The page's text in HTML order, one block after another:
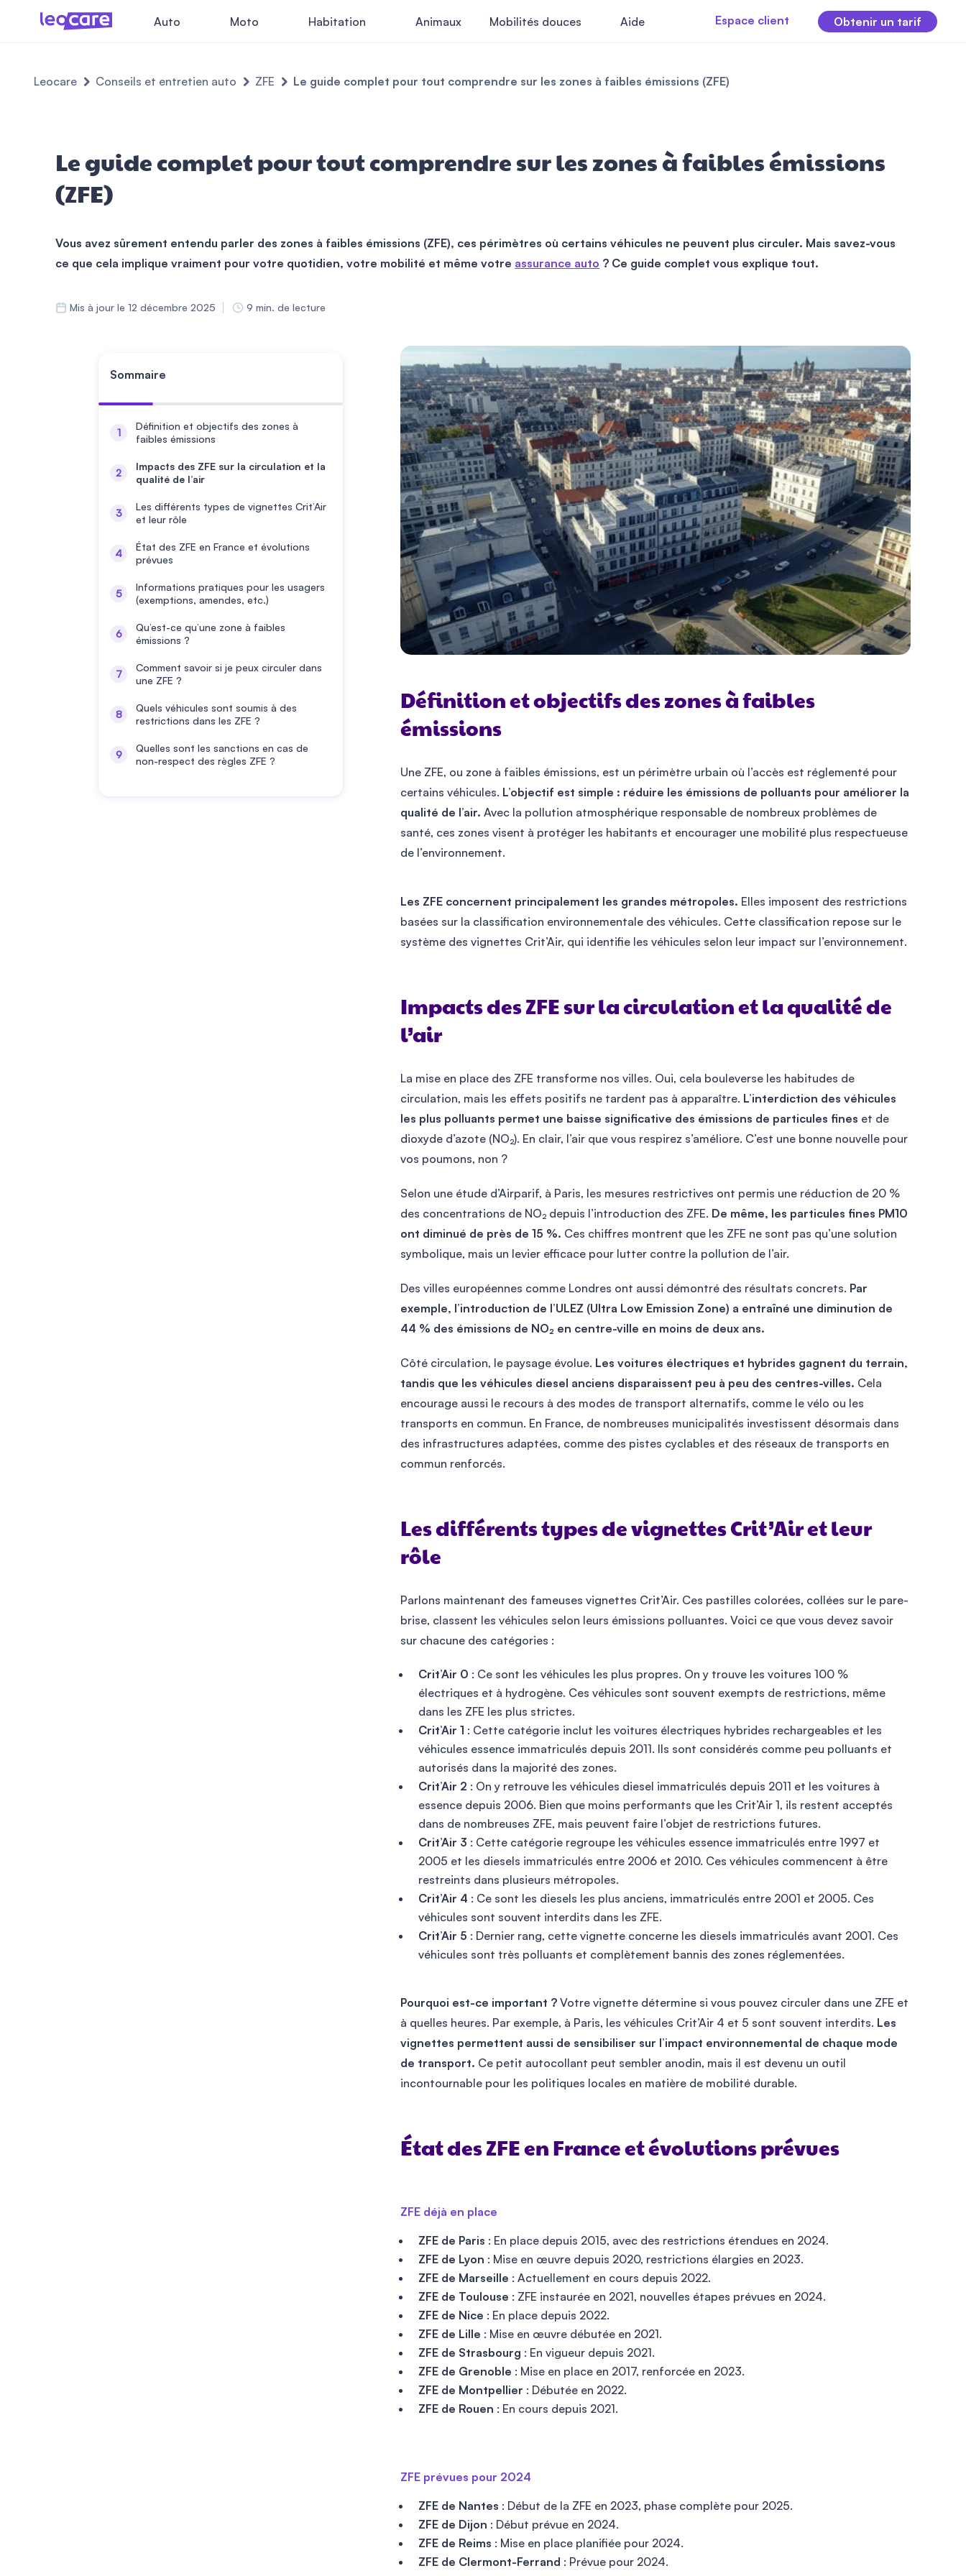
Auto Moto Habitation Animaux Mobilités douces Aide Espace client Obtenir un tarif
Leocare Conseils et entretien auto ZFE Le guide complet pour tout comprendre sur les zones à faibles émissions (ZFE)
Le guide complet pour tout comprendre sur les zones à faibles émissions
(ZFE)
Vous avez sûrement entendu parler des zones à faibles émissions (ZFE), ces périmètres où certains véhicules ne peuvent plus circuler. Mais savez-vous
ce que cela implique vraiment pour votre quotidien, votre mobilité et même votre assurance auto ? Ce guide complet vous explique tout.
Mis à jour le 12 décembre 2025 9 min. de lecture
Sommaire
Définition et objectifs des zones à
faibles émissions
Impacts des ZFE sur la circulation et la
qualité de l’air
Les différents types de vignettes Crit’Air
et leur rôle
État des ZFE en France et évolutions
prévues
Informations pratiques pour les usagers
(exemptions, amendes, etc.)
Qu’est-ce qu’une zone à faibles
émissions ?
Comment savoir si je peux circuler dans
une ZFE ?
Quels véhicules sont soumis à des
restrictions dans les ZFE ?
Quelles sont les sanctions en cas de
non-respect des règles ZFE ?
Définition et objectifs des zones à faibles
émissions
Une ZFE, ou zone à faibles émissions, est un périmètre urbain où l’accès est réglementé pour
certains véhicules. L’objectif est simple : réduire les émissions de polluants pour améliorer la
qualité de l’air. Avec la pollution atmosphérique responsable de nombreux problèmes de
santé, ces zones visent à protéger les habitants et encourager une mobilité plus respectueuse
de l’environnement.
Les ZFE concernent principalement les grandes métropoles. Elles imposent des restrictions
basées sur la classification environnementale des véhicules. Cette classification repose sur le
système des vignettes Crit’Air, qui identifie les véhicules selon leur impact sur l’environnement.
Impacts des ZFE sur la circulation et la qualité de
l’air
La mise en place des ZFE transforme nos villes. Oui, cela bouleverse les habitudes de
circulation, mais les effets positifs ne tardent pas à apparaître. L’interdiction des véhicules
les plus polluants permet une baisse significative des émissions de particules fines et de
dioxyde d’azote (NO₂). En clair, l’air que vous respirez s’améliore. C’est une bonne nouvelle pour
vos poumons, non ?
Selon une étude d’Airparif, à Paris, les mesures restrictives ont permis une réduction de 20 %
des concentrations de NO₂ depuis l’introduction des ZFE. De même, les particules fines PM10
ont diminué de près de 15 %. Ces chiffres montrent que les ZFE ne sont pas qu’une solution
symbolique, mais un levier efficace pour lutter contre la pollution de l’air.
Des villes européennes comme Londres ont aussi démontré des résultats concrets. Par
exemple, l’introduction de l’ULEZ (Ultra Low Emission Zone) a entraîné une diminution de
44 % des émissions de NO₂ en centre-ville en moins de deux ans.
Côté circulation, le paysage évolue. Les voitures électriques et hybrides gagnent du terrain,
tandis que les véhicules diesel anciens disparaissent peu à peu des centres-villes. Cela
encourage aussi le recours à des modes de transport alternatifs, comme le vélo ou les
transports en commun. En France, de nombreuses municipalités investissent désormais dans
des infrastructures adaptées, comme des pistes cyclables et des réseaux de transports en
commun renforcés.
Les différents types de vignettes Crit’Air et leur
rôle
Parlons maintenant des fameuses vignettes Crit’Air. Ces pastilles colorées, collées sur le pare-
brise, classent les véhicules selon leurs émissions polluantes. Voici ce que vous devez savoir
sur chacune des catégories :
Crit’Air 0 : Ce sont les véhicules les plus propres. On y trouve les voitures 100 %
électriques et à hydrogène. Ces véhicules sont souvent exempts de restrictions, même
dans les ZFE les plus strictes.
Crit’Air 1 : Cette catégorie inclut les voitures électriques hybrides rechargeables et les
véhicules essence immatriculés depuis 2011. Ils sont considérés comme peu polluants et
autorisés dans la majorité des zones.
Crit’Air 2 : On y retrouve les véhicules diesel immatriculés depuis 2011 et les voitures à
essence depuis 2006. Bien que moins performants que les Crit’Air 1, ils restent acceptés
dans de nombreuses ZFE, mais peuvent faire l’objet de restrictions futures.
Crit’Air 3 : Cette catégorie regroupe les véhicules essence immatriculés entre 1997 et
2005 et les diesels immatriculés entre 2006 et 2010. Ces véhicules commencent à être
restreints dans plusieurs métropoles.
Crit’Air 4 : Ce sont les diesels les plus anciens, immatriculés entre 2001 et 2005. Ces
véhicules sont souvent interdits dans les ZFE.
Crit’Air 5 : Dernier rang, cette vignette concerne les diesels immatriculés avant 2001. Ces
véhicules sont très polluants et complètement bannis des zones réglementées.
Pourquoi est-ce important ? Votre vignette détermine si vous pouvez circuler dans une ZFE et
à quelles heures. Par exemple, à Paris, les véhicules Crit’Air 4 et 5 sont souvent interdits. Les
vignettes permettent aussi de sensibiliser sur l’impact environnemental de chaque mode
de transport. Ce petit autocollant peut sembler anodin, mais il est devenu un outil
incontournable pour les politiques locales en matière de mobilité durable.
État des ZFE en France et évolutions prévues
ZFE déjà en place
ZFE de Paris : En place depuis 2015, avec des restrictions étendues en 2024.
ZFE de Lyon : Mise en œuvre depuis 2020, restrictions élargies en 2023.
ZFE de Marseille : Actuellement en cours depuis 2022.
ZFE de Toulouse : ZFE instaurée en 2021, nouvelles étapes prévues en 2024.
ZFE de Nice : En place depuis 2022.
ZFE de Lille : Mise en œuvre débutée en 2021.
ZFE de Strasbourg : En vigueur depuis 2021.
ZFE de Grenoble : Mise en place en 2017, renforcée en 2023.
ZFE de Montpellier : Débutée en 2022.
ZFE de Rouen : En cours depuis 2021.
ZFE prévues pour 2024
ZFE de Nantes : Début de la ZFE en 2023, phase complète pour 2025.
ZFE de Dijon : Début prévue en 2024.
ZFE de Reims : Mise en place planifiée pour 2024.
ZFE de Clermont-Ferrand : Prévue pour 2024.